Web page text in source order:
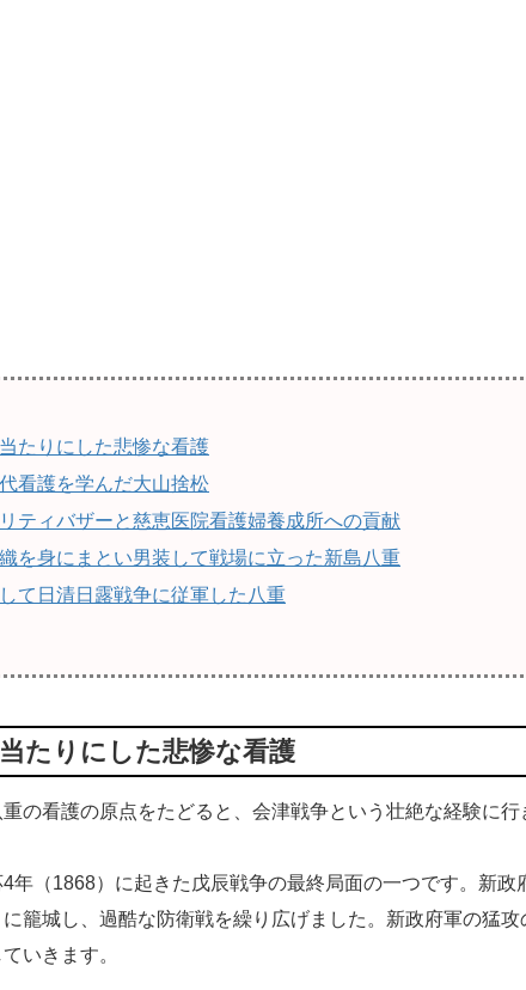
たりにした悲惨な看護
看護を学んだ大山捨松
ティバザーと慈恵医院看護婦養成所への貢献
を身にまとい男装して戦場に立った新島八重
て日清日露戦争に従軍した八重
たりにした悲惨な看護
の看護の原点をたどると、会津戦争という壮絶な経験に行
（1868）に起きた戊辰戦争の最終局面の一つです。新政
籠城し、過酷な防衛戦を繰り広げました。新政府軍の猛
いきます。